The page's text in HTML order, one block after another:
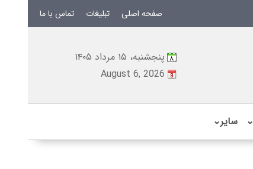
صفحه اصلی تبلیغات تماس با ما
پنجشنبه، ۱۵ مرداد ۱۴۰۵
August 6, 2026
⌄ سایر⌄